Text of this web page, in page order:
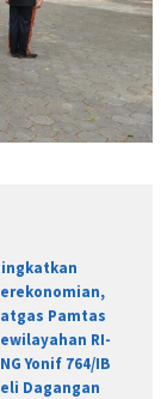
Pamtas
RI-
Yonif 764/IB
Dagangan